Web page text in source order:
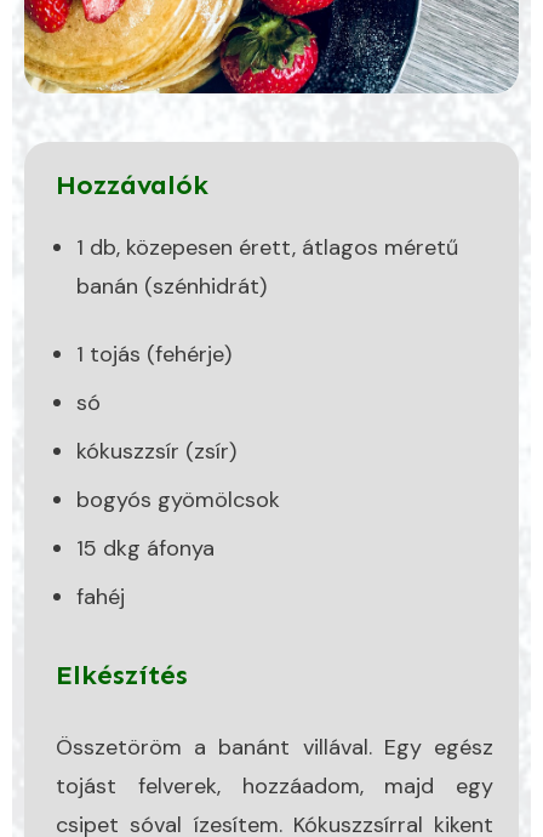
Hozzávalók
1 db, közepesen érett, átlagos méretű
banán (szénhidrát)
1 tojás (fehérje)
só
kókuszzsír (zsír)
bogyós gyömölcsok
15 dkg áfonya
fahéj
Elkészítés
Összetöröm a banánt villával. Egy egész
tojást felverek, hozzáadom, majd egy
csipet sóval ízesítem. Kókuszzsírral kikent